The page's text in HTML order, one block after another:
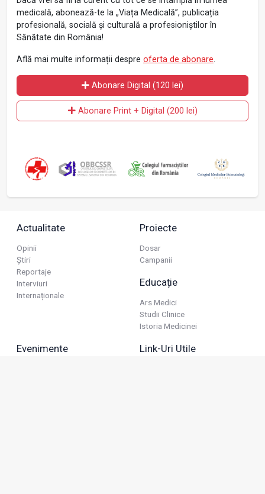
medicală, abonează-te la „Viața Medicală”, publicația
profesională, socială și culturală a profesioniștilor în
Sănătate din România!
Află mai multe informații despre oferta de abonare.
Abonare Digital (120 lei)
Abonare Print + Digital (200 lei)
Actualitate
Opinii
Știri
Reportaje
Interviuri
Internaționale
Proiecte
Dosar
Campanii
Educație
Ars Medici
Studii Clinice
Istoria Medicinei
Evenimente Link-Uri Utile